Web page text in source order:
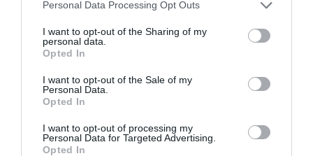
Personal Data Processing Opt Outs
I want to opt-out of the Sharing of my
personal data.
Opted In
I want to opt-out of the Sale of my
Personal Data.
Opted In
I want to opt-out of processing my
Personal Data for Targeted Advertising.
Opted In
niesamowitym smakiem, ale także intensywnym
czarnym kolorem, co sprawia, że jest niezwykle
efektowne. To danie idealnie oddaje smak i klimat
3. Tiramisu
Tiramisu to klasyczny włoski deser, który musi
spróbować każdy smakosz. W Wenecji znajdziesz
wiele miejsc oferujących różne interpretacje tego